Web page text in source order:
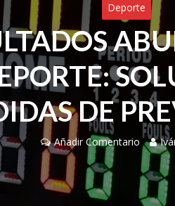
Deporte
DE
Añadir Comentario